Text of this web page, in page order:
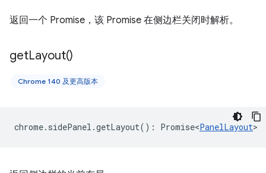
返回一个 Promise，该 Promise 在侧边栏关闭时解析。
getLayout()
Chrome 140 及更高版本
chrome. sidePanel .getLayout() : Promise<PanelLayout>